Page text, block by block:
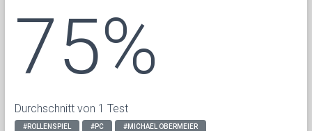
75%
Durchschnitt von 1 Test
#ROLLENSPIEL #PC #MICHAEL OBERMEIER